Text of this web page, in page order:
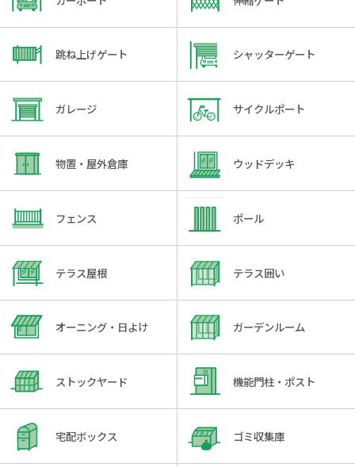
跳ね上げゲート シャッターゲート
ガレージ サイクルポート
物置・屋外倉庫 ウッドデッキ
フェンス ポール
テラス屋根 テラス囲い
オーニング・日よけ ガーデンルーム
ストックヤード 機能門柱・ポスト
宅配ボックス ゴミ収集庫